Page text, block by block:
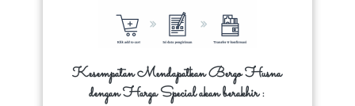
Kesempatan Mendapatkan Bergo Husna
dengan Harga Special akan berakhir :